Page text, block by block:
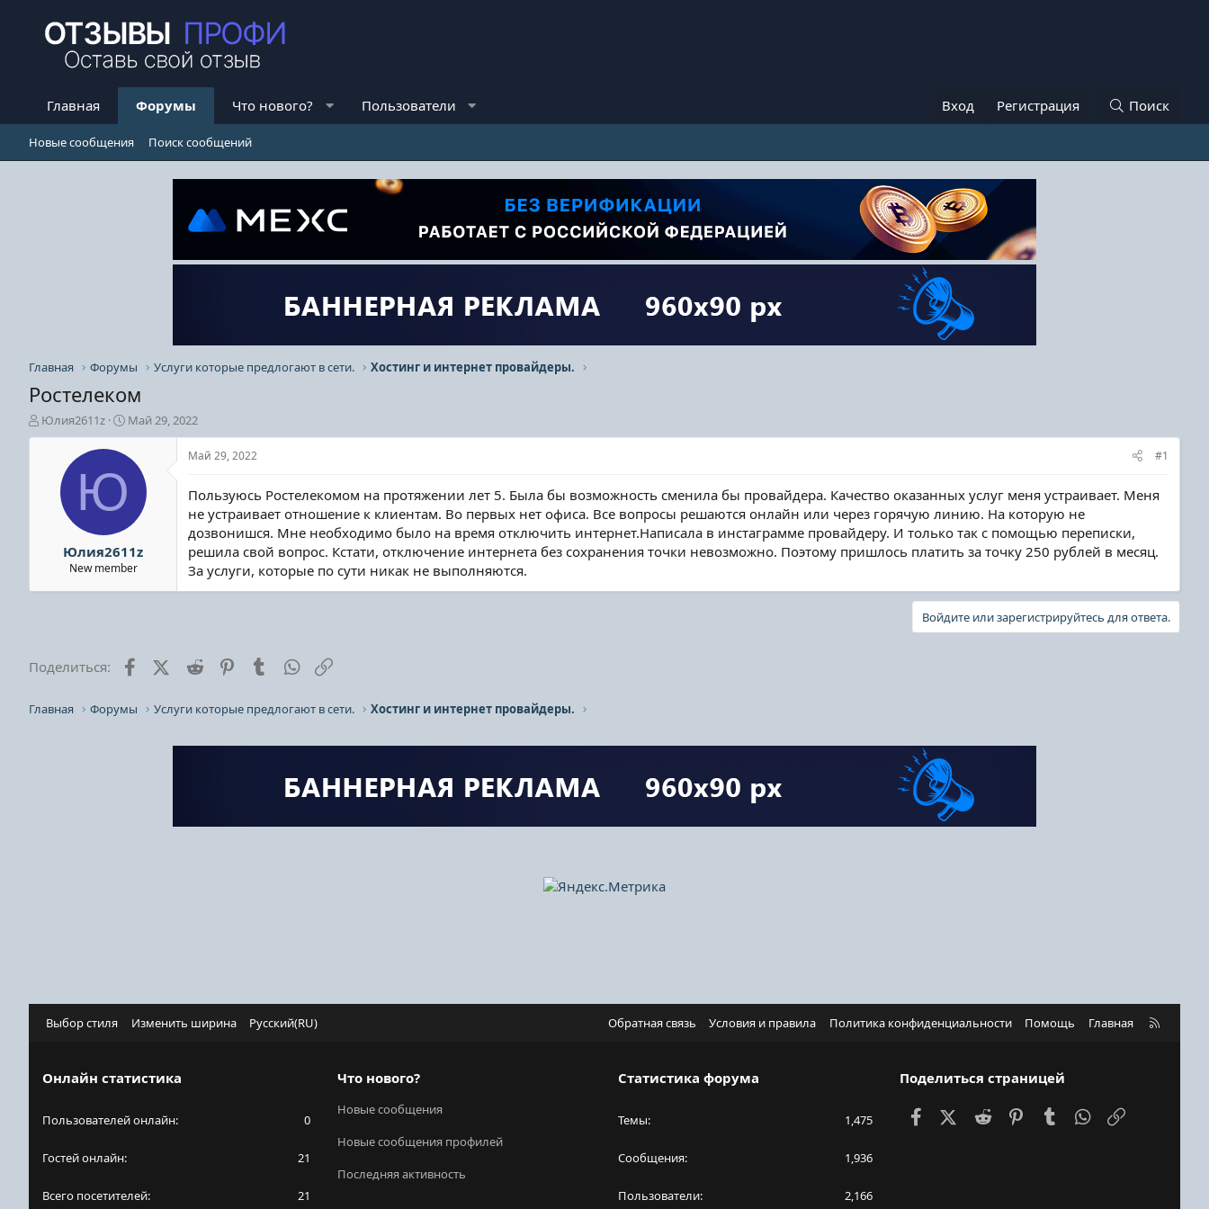
Главная Форумы Что нового? Пользователи Вход Регистрация Поиск
Новые сообщения Поиск сообщений
Главная Форумы Услуги которые предлогают в сети. Хостинг и интернет провайдеры.
Ростелеком
А
в
Юлия2611z
Д
а
а
л
а
Май 29, 2022
Ю
Юлия2611z
New member
Май 29, 2022 #1
Пользуюсь Ростелекомом на протяжении лет 5. Была бы возможность сменила бы провайдера. Качество оказанных услуг меня устраивает. Меня
не устраивает отношение к клиентам. Во первых нет офиса. Все вопросы решаются онлайн или через горячую линию. На которую не
дозвонишся. Мне необходимо было на время отключить интернет.Написала в инстаграмме провайдеру. И только так с помощью переписки,
решила свой вопрос. Кстати, отключение интернета без сохранения точки невозможно. Поэтому пришлось платить за точку 250 рублей в месяц.
За услуги, которые по сути никак не выполняются.
Войдите или зарегистрируйтесь для ответа.
Поделиться: FacebookX (Twitter)
Reddit PinterestTumblr WhatsApp
Главная Форумы Услуги которые предлогают в сети. Хостинг и интернет провайдеры.
Выбор стиля Изменить ширина Русский(RU) Обратная связь Условия и правила Политика конфиденциальности Помощь Главная
R
Онлайн статистика
Пользователей онлайн 0
Гостей онлайн 21
Всего посетителей 21
Что нового?
Новые сообщения
Новые сообщения профилей
Последняя активность
Статистика форума
Темы 1,475
Сообщения 1,936
Пользователи 2,166
Поделиться страницей
FacebookX (Twitter)
Reddit PinterestTumblr WhatsApp